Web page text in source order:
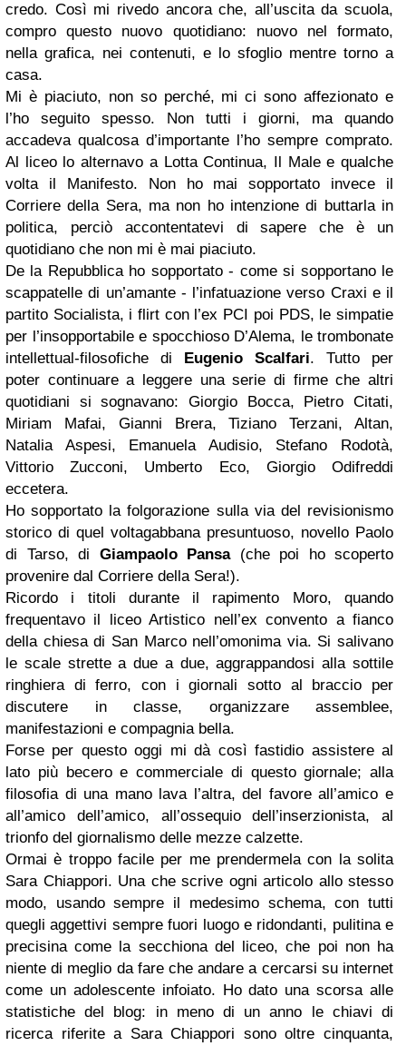
credo. Così mi rivedo ancora che, all’uscita da scuola,
compro questo nuovo quotidiano: nuovo nel formato,
nella grafica, nei contenuti, e lo sfoglio mentre torno a
casa.
Mi è piaciuto, non so perché, mi ci sono affezionato e
l’ho seguito spesso. Non tutti i giorni, ma quando
accadeva qualcosa d’importante l’ho sempre comprato.
Al liceo lo alternavo a Lotta Continua, Il Male e qualche
volta il Manifesto. Non ho mai sopportato invece il
Corriere della Sera, ma non ho intenzione di buttarla in
politica, perciò accontentatevi di sapere che è un
quotidiano che non mi è mai piaciuto.
De la Repubblica ho sopportato - come si sopportano le
scappatelle di un’amante - l’infatuazione verso Craxi e il
partito Socialista, i flirt con l’ex PCI poi PDS, le simpatie
per l’insopportabile e spocchioso D’Alema, le trombonate
intellettual-filosofiche di Eugenio Scalfari. Tutto per
poter continuare a leggere una serie di firme che altri
quotidiani si sognavano: Giorgio Bocca, Pietro Citati,
Miriam Mafai, Gianni Brera, Tiziano Terzani, Altan,
Natalia Aspesi, Emanuela Audisio, Stefano Rodotà,
Vittorio Zucconi, Umberto Eco, Giorgio Odifreddi
eccetera.
Ho sopportato la folgorazione sulla via del revisionismo
storico di quel voltagabbana presuntuoso, novello Paolo
di Tarso, di Giampaolo Pansa(che poi ho scoperto
provenire dal Corriere della Sera!).
Ricordo i titoli durante il rapimento Moro, quando
frequentavo il liceo Artistico nell’ex convento a fianco
della chiesa di San Marco nell’omonima via. Si salivano
le scale strette a due a due, aggrappandosi alla sottile
ringhiera di ferro, con i giornali sotto al braccio per
discutere in classe, organizzare assemblee,
manifestazioni e compagnia bella.
Forse per questo oggi mi dà così fastidio assistere al
lato più becero e commerciale di questo giornale; alla
filosofia di una mano lava l’altra, del favore all’amico e
all’amico dell’amico, all’ossequio dell’inserzionista, al
trionfo del giornalismo delle mezze calzette.
Ormai è troppo facile per me prendermela con la solita
Sara Chiappori. Una che scrive ogni articolo allo stesso
modo, usando sempre il medesimo schema, con tutti
quegli aggettivi sempre fuori luogo e ridondanti, pulitina e
precisina come la secchiona del liceo, che poi non ha
niente di meglio da fare che andare a cercarsi su internet
come un adolescente infoiato. Ho dato una scorsa alle
statistiche del blog: in meno di un anno le chiavi di
ricerca riferite a Sara Chiappori sono oltre cinquanta,